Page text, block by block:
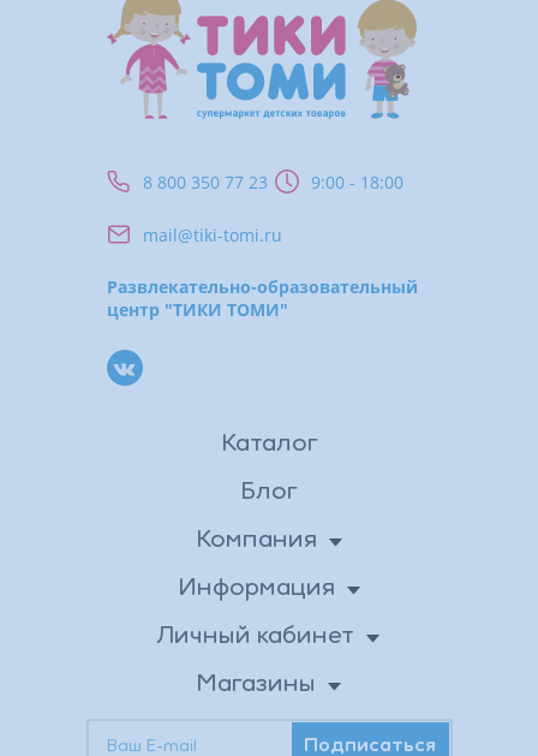
8 800 350 77 23 9:00 - 18:00
mail@tiki-tomi.ru
Развлекательно-образовательный
центр "ТИКИ ТОМИ"
Каталог
Блог
Компания
Новости
Контакты
Информация
Доставка
Возврат товара
Личный кабинет
Личные данные
Бонусная программа
Магазины
Адреса магазинов
Подписаться